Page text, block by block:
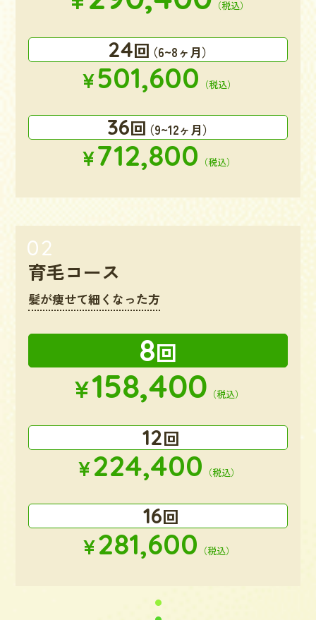
（税込）
24回（6~8ヶ月）
¥501,600 （税込）
36回（9~12ヶ月）
¥712,800 （税込）
育毛コース
髪が痩せて細くなった方
8回
¥158,400 （税込）
12回
¥224,400 （税込）
16回
¥281,600 （税込）